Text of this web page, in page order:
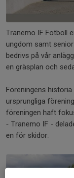
Tranemo IF Fotboll
ungdom samt
bedrivs på vår
en gräsplan och
Föreningens
ursprungliga
föreningen haft
- Tranemo IF -
en för skidor.